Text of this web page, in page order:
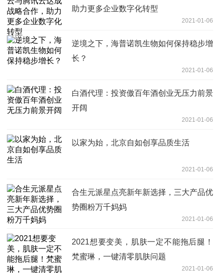
助力更多企业数字化转型
2021-01-06
逆境之下，海普诺凯生物如何保持稳步增
长？
2021-01-06
白酒代理：投资傲百年酒创业无压力前景
开阔
2021-01-06
以家为始，北京自如创享品质生活
2021-01-06
合生元派星点亮新年新选择，三大产品优
势圈粉万千妈妈
2021-01-06
2021想要变美，肌肤一定不能拖后腿！
梵蜜琳，一键清零肌肤问题
2021-01-06